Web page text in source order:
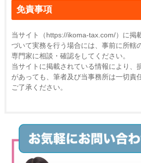
免責事項
当サイト（https://ikoma-tax.com/）に掲
づいて実務を行う場合には、事前に所轄
専門家に相談・確認をしてください。
当サイトに掲載されている情報により、
があっても、筆者及び当事務所は一切責
ご了承ください。